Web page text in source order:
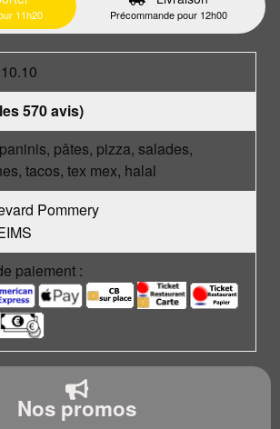
11h20 Précommande pour 12h00
570 avis)
pâtes, pizza, salades,
tacos, tex mex, halal
Pommery
paiement :
Nos promos